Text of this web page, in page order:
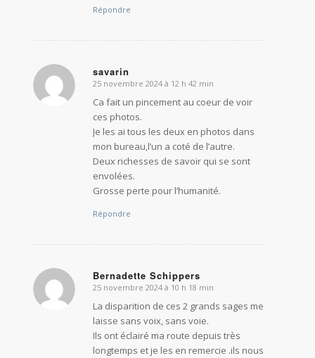
Répondre
savarin
dit
:
25 novembre 2024 à 12 h 42 min
Ca fait un pincement au coeur de voir
ces photos.
Je les ai tous les deux en photos dans
mon bureau,l’un a coté de l’autre.
Deux richesses de savoir qui se sont
envolées.
Grosse perte pour l’humanité.
Répondre
Bernadette Schippers
dit
:
25 novembre 2024 à 10 h 18 min
La disparition de ces 2 grands sages me
laisse sans voix, sans voie.
Ils ont éclairé ma route depuis très
longtemps et je les en remercie .ils nous